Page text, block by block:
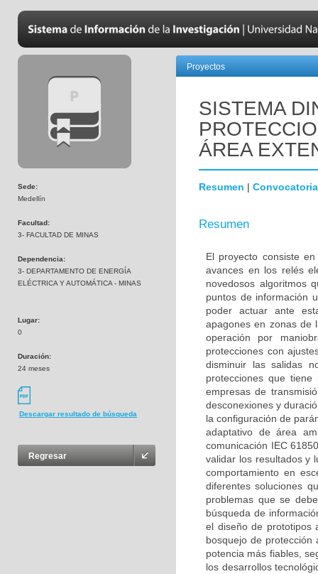
Sede:
Medellín
Facultad:
3- FACULTAD DE MINAS
Dependencia:
3- DEPARTAMENTO DE ENERGÍA
ELÉCTRICA Y AUTOMÁTICA - MINAS
Lugar:
0
Duración:
24 meses
Descargar resultado de búsqueda
Regresar
Proyectos
SISTEMA
ÁREA
Resumen | Convocatoria
Resumen
El proyecto consiste
avances en los relés
novedosos algoritmos
puntos de información
poder actuar ante
apagones en zonas de
operación por
protecciones con
disminuir las salidas
protecciones que
empresas de
desconexiones y
la configuración de
adaptativo de área
comunicación IEC
validar los resultados y
comportamiento en
diferentes soluciones
problemas que se
búsqueda de
el diseño de prototipos
bosquejo de protección
potencia más fiables,
los desarrollos